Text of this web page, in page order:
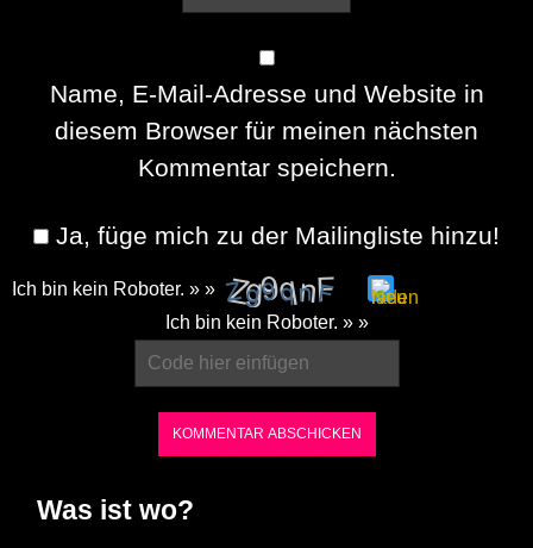
Name, E-Mail-Adresse und Website in
diesem Browser für meinen nächsten
Kommentar speichern.
Ja, füge mich zu der Mailingliste hinzu!
Ich bin kein Roboter. » »
Ich bin kein Roboter. » »
Was ist wo?